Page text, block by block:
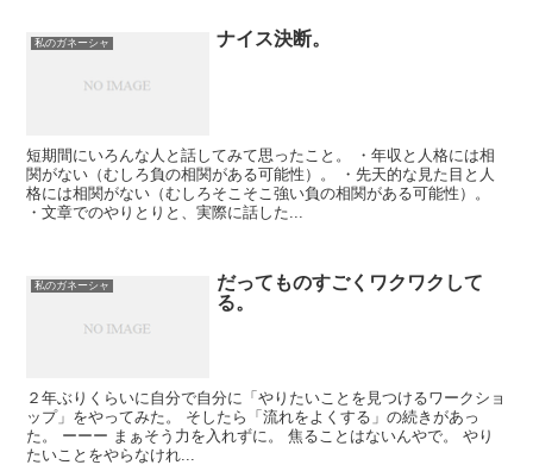
私のガネーシャ ナイス決断。
短期間にいろんな人と話してみて思ったこと。 ・年収と人格には相
関がない（むしろ負の相関がある可能性）。 ・先天的な見た目と人
格には相関がない（むしろそこそこ強い負の相関がある可能性）。
・文章でのやりとりと、実際に話した...
私のガネーシャ
だってものすごくワクワクして
る。
２年ぶりくらいに自分で自分に「やりたいことを見つけるワークショ
ップ」をやってみた。 そしたら「流れをよくする」の続きがあっ
た。 ーーー まぁそう力を入れずに。 焦ることはないんやで。 やり
たいことをやらなけれ...